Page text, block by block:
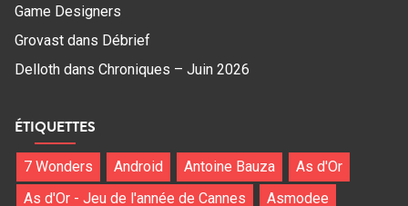
Game Designers
Grovast dans Débrief
Delloth dans Chroniques – Juin 2026
ÉTIQUETTES
7 Wonders Android Antoine Bauza
As d'Or
As d'Or - Jeu de l'année de Cannes
Asmodee